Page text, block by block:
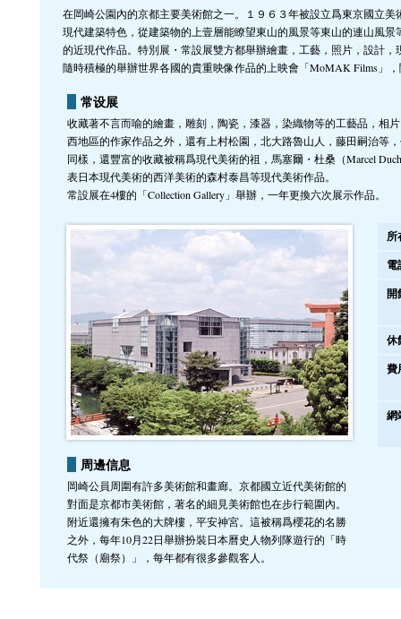
在岡崎公園內的京都主要美術館之一。１９６３年被設立爲東京國立
現代建築特色，從建築物的上壹層能瞭望東山的風景等東山的連山風
的近現代作品。特別展・常設展雙方都舉辦繪畫，工藝，照片，設計，
隨時積極的舉辦世界各國的貴重映像作品的上映會「MoMAK Films」
常设展
收藏著不言而喻的繪畫，雕刻，陶瓷，漆器，染織物等的工藝品，相
西地區的作家作品之外，還有上村松園，北大路魯山人，藤田嗣治等
同樣，還豐富的收藏被稱爲現代美術的祖，馬塞爾・杜桑（Marcel
表日本現代美術的西洋美術的森村泰昌等現代美術作品。
常設展在4樓的「Collection Gallery」舉辦，一年更換六次展示作品。
周邊信息
岡崎公員周圍有許多美術館和畫廊。京都國立近代美術館的
對面是京都市美術館，著名的細見美術館也在步行範圍內。
附近還擁有朱色的大牌樓，平安神宮。這被稱爲櫻花的名勝
之外，每年10月22日舉辦扮裝日本曆史人物列隊遊行的「時
代祭（廟祭）」，每年都有很多參觀客人。
所
電
開
休
費
網